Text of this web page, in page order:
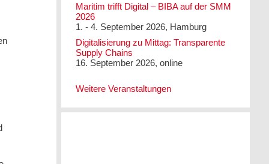
Maritim trifft Digital – BIBA auf der SMM
2026
1. - 4. September 2026, Hamburg
Digitalisierung zu Mittag: Transparente
Supply Chains
16. September 2026, online
Weitere Veranstaltungen